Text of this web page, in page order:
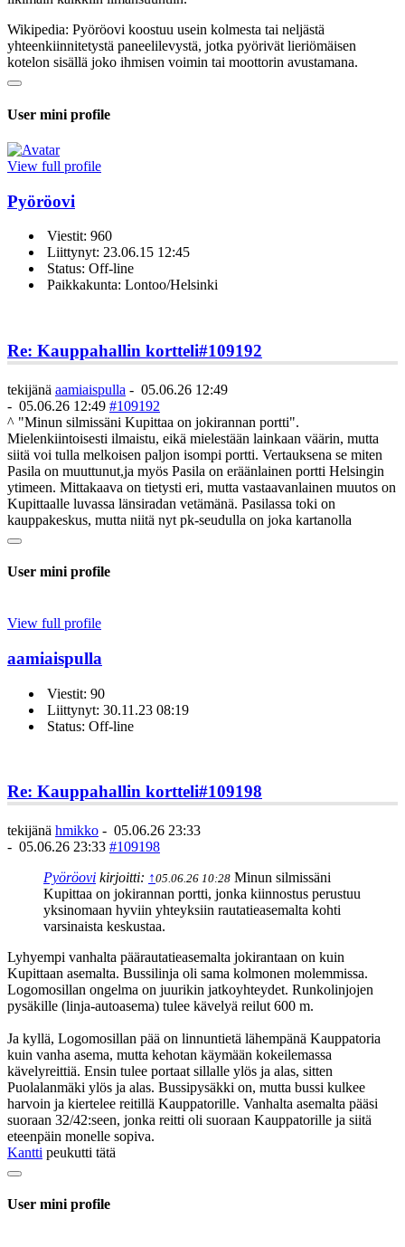
Wikipedia: Pyöröovi koostuu usein kolmesta tai neljästä
yhteenkiinnitetystä paneelilevystä, jotka pyörivät lieriömäisen
kotelon sisällä joko ihmisen voimin tai moottorin avustamana.
User mini profile
View full profile
Pyöröovi
Viestit: 960
Liittynyt: 23.06.15 12:45
Status: Off-line
Paikkakunta: Lontoo/Helsinki
Re: Kauppahallin kortteli#109192
tekijänä aamiaispulla - 05.06.26 12:49
- 05.06.26 12:49 #109192
^ "Minun silmissäni Kupittaa on jokirannan portti".
Mielenkiintoisesti ilmaistu, eikä mielestään lainkaan väärin, mutta
siitä voi tulla melkoisen paljon isompi portti. Vertauksena se miten
Pasila on muuttunut,ja myös Pasila on eräänlainen portti Helsingin
ytimeen. Mittakaava on tietysti eri, mutta vastaavanlainen muutos on
Kupittaalle luvassa länsiradan vetämänä. Pasilassa toki on
kauppakeskus, mutta niitä nyt pk-seudulla on joka kartanolla
User mini profile
View full profile
aamiaispulla
Viestit: 90
Liittynyt: 30.11.23 08:19
Status: Off-line
Re: Kauppahallin kortteli#109198
tekijänä hmikko - 05.06.26 23:33
- 05.06.26 23:33 #109198
Pyöröovi kirjoitti: ↑05.06.26 10:28 Minun silmissäni
Kupittaa on jokirannan portti, jonka kiinnostus perustuu
yksinomaan hyviin yhteyksiin rautatieasemalta kohti
varsinaista keskustaa.
Lyhyempi vanhalta päärautatieasemalta jokirantaan on kuin
Kupittaan asemalta. Bussilinja oli sama kolmonen molemmissa.
Logomosillan ongelma on juurikin jatkoyhteydet. Runkolinjojen
pysäkille (linja-autoasema) tulee kävelyä reilut 600 m.
Ja kyllä, Logomosillan pää on linnuntietä lähempänä Kauppatoria
kuin vanha asema, mutta kehotan käymään kokeilemassa
kävelyreittiä. Ensin tulee portaat sillalle ylös ja alas, sitten
Puolalanmäki ylös ja alas. Bussipysäkki on, mutta bussi kulkee
harvoin ja kiertelee reitillä Kauppatorille. Vanhalta asemalta pääsi
suoraan 32/42:seen, jonka reitti oli suoraan Kauppatorille ja siitä
eteenpäin monelle sopiva.
Kantti peukutti tätä
User mini profile